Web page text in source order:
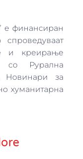
е финансиран
и креирање
со Рурална
Новинари за
хуманитарна